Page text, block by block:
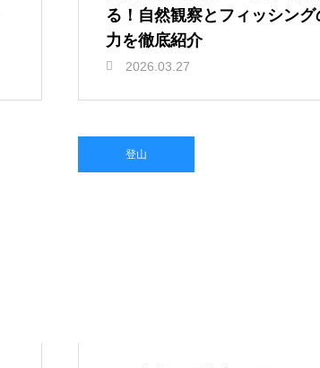
る！自然観察とフィッシング
力を徹底紹介
2026.03.27
登山